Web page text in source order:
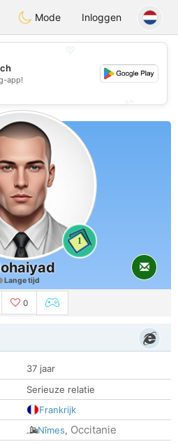
Weshrak
Mode Inloggen
app!
1
Lange tijd
0
37 jaar
Serieuze relatie
Frankrijk
Nîmes, Occitanie